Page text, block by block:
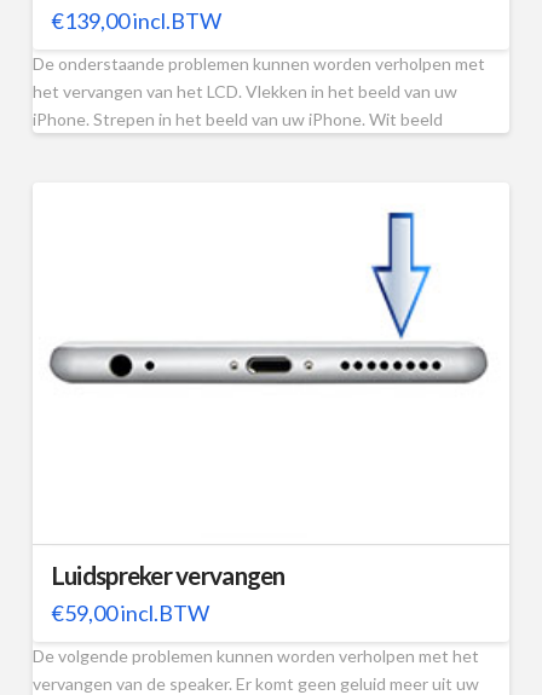
€139,00incl.BTW
De onderstaande problemen kunnen worden verholpen met
het vervangen van het LCD. Vlekken in het beeld van uw
iPhone. Strepen in het beeld van uw iPhone. Wit beeld
Luidspreker vervangen
€59,00incl.BTW
De volgende problemen kunnen worden verholpen met het
vervangen van de speaker. Er komt geen geluid meer uit uw